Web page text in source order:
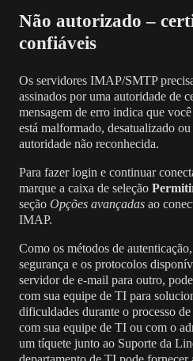
Não autorizado –
confiáveis
Os servidores IMAP/SMTP
assinados por uma autoridade de
mensagem de erro indica que
está malformado, desatualizado
autoridade não reconhecida.
Para fazer login e continuar
marque a caixa de seleção
seção Opções avançadas ao
IMAP.
Como os métodos de
segurança e os protocolos
servidor de e-mail para outro,
com sua equipe de TI para
dificuldades durante o processo
com sua equipe de TI ou com o
um tíquete junto ao Suporte da